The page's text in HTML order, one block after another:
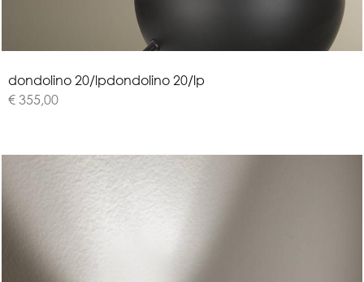
dondolino 20/lpdondolino 20/lp
€ 355,00